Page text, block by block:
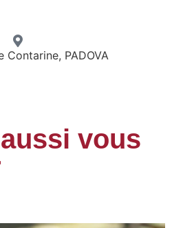
Contarine, PADOVA
vous